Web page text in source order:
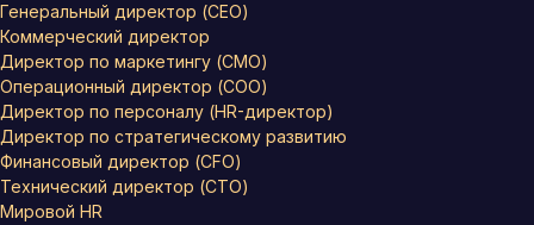
Генеральный директор (CEO)
Коммерческий директор
Директор по маркетингу (CMO)
Операционный директор (COO)
Директор по персоналу (HR-директор)
Директор по стратегическому развитию
Финансовый директор (CFO)
Технический директор (CTO)
Мировой HR